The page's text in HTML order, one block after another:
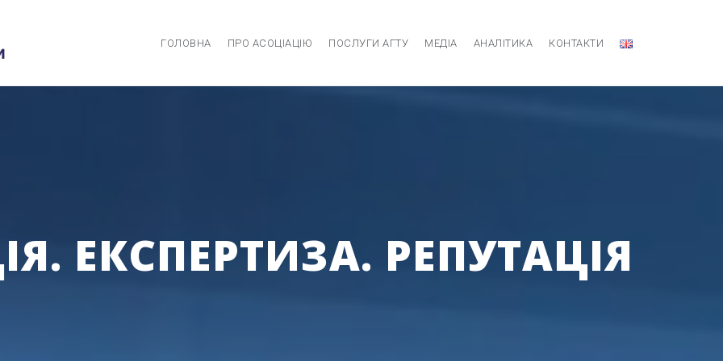
ГОЛОВНА ПРО АСОЦІАЦІЮ ПОСЛУГИ АГТУ МЕДІА АНАЛІТИКА КОНТАКТИ
ЕКСПЕРТИЗА. РЕПУТАЦІЯ